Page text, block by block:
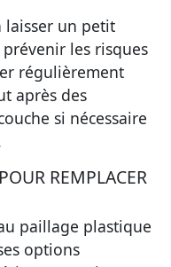
laisser un petit
les risques
régulièrement
après des
si nécessaire
REMPLACER
paillage plastique
options